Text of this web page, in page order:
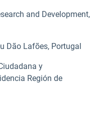
and Development,
Dão Lafões, Portugal
y
Región de